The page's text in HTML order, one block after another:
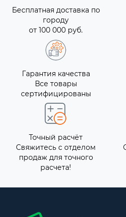
Бесплатная доставка по
городу
от 100 000 руб.
Гарантия качества
Все товары
сертифицированы
Точный расчёт
Свяжитесь с отделом
продаж для точного
расчета!